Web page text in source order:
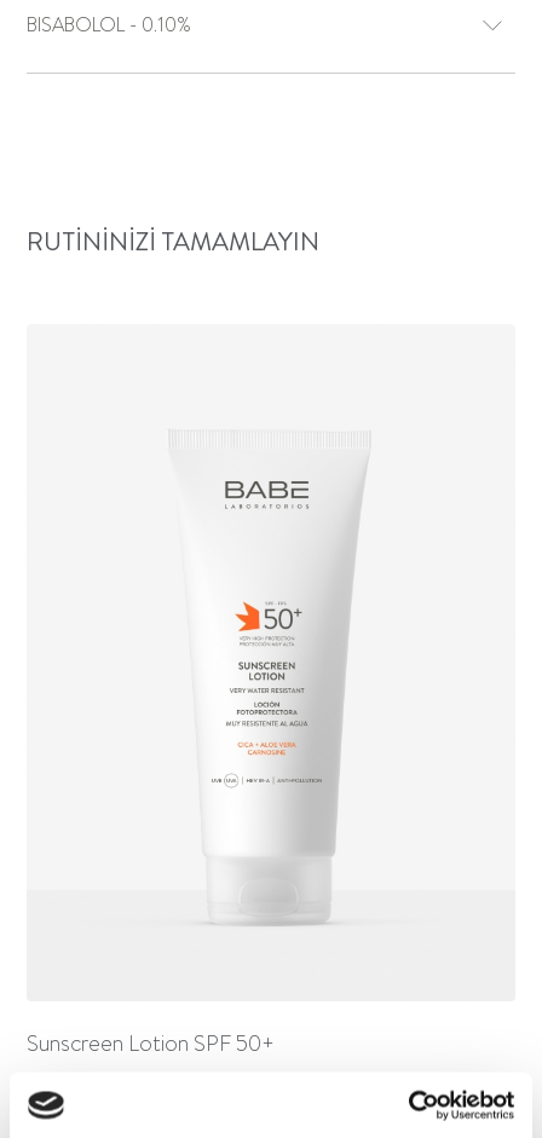
BISABOLOL - 0.10%
RUTININIZI TAMAMLAYIN
Sunscreen Lotion SPF 50+